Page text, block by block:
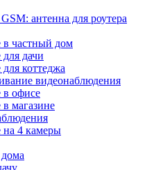
антенна для роутера
частный дом
дачи
коттеджа
видеонаблюдения
в офисе
магазине
4 камеры